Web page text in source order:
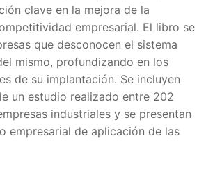
clave en la mejora de la
empresarial. El libro se
que desconocen el sistema
mismo, profundizando en los
de su implantación. Se incluyen
un estudio realizado entre 202
industriales y se presentan
empresarial de aplicación de las